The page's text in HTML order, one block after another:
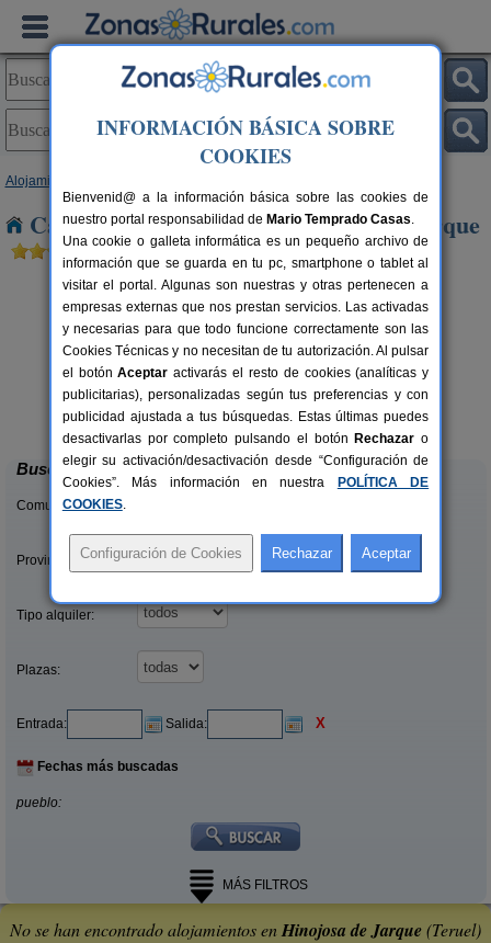
Alojamientos
Casas Rurales cerca de Hinojosa de Jarque
10+2 pers.
desde20 €
Casa Rural Los Cerezos
Los Cerezos (Teruel)
Buscar
Comunidades:
Provincias/Islas:
Tipo alquiler:
Plazas:
Entrada: Salida: X
Fechas más buscadas
pueblo:
MÁS FILTROS
No se han encontrado alojamientos enHinojosa de Jarque(Teruel)
INFORMACIÓN BÁSICA SOBRE
COOKIES
Bienvenid@ a la información básica sobre las cookies de
nuestro portal responsabilidad de Mario Temprado Casas.
Una cookie o galleta informática es un pequeño archivo de
información que se guarda en tu pc, smartphone o tablet al
visitar el portal. Algunas son nuestras y otras pertenecen a
empresas externas que nos prestan servicios. Las activadas
y necesarias para que todo funcione correctamente son las
Cookies Técnicas y no necesitan de tu autorización. Al pulsar
el botónAceptar activarás el resto de cookies (analíticas y
publicitarias), personalizadas según tus preferencias y con
publicidad ajustada a tus búsquedas. Estas últimas puedes
desactivarlas por completo pulsando el botón Rechazar o
elegir su activación/desactivación desde “Configuración de
Cookies”. Más información en nuestra
POLÍTICA DE
COOKIES.